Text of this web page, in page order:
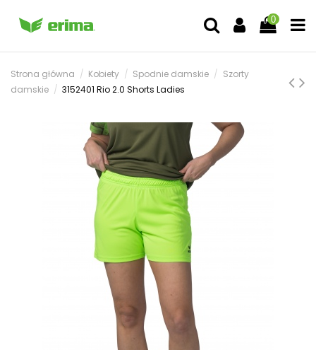
0
Strona główna Kobiety Spodnie damskie
Szorty
damskie
3152401 Rio 2.0 Shorts Ladies